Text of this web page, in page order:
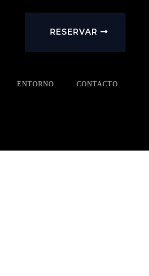
RESERVAR
ENTORNO CONTACTO